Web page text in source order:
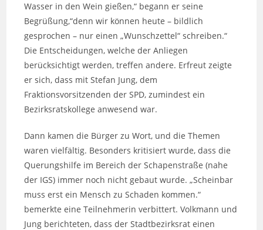
Wasser in den Wein gießen,“ begann er seine
Begrüßung,“denn wir können heute – bildlich
gesprochen – nur einen „Wunschzettel“ schreiben.“
Die Entscheidungen, welche der Anliegen
berücksichtigt werden, treffen andere. Erfreut zeigte
er sich, dass mit Stefan Jung, dem
Fraktionsvorsitzenden der SPD, zumindest ein
Bezirksratskollege anwesend war.
Dann kamen die Bürger zu Wort, und die Themen
waren vielfältig. Besonders kritisiert wurde, dass die
Querungshilfe im Bereich der Schapenstraße (nahe
der IGS) immer noch nicht gebaut wurde. „Scheinbar
muss erst ein Mensch zu Schaden kommen.“
bemerkte eine Teilnehmerin verbittert. Volkmann und
Jung berichteten, dass der Stadtbezirksrat einen